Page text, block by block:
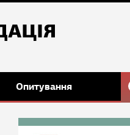
Опитування